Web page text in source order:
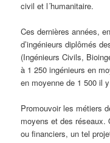
civil et l´humanitaire.
Ces dernières années,
d’ingénieurs diplômés
(Ingénieurs Civils,
à 1 250 ingénieurs en
en moyenne de 1 500 il
Promouvoir les métiers
moyens et des réseaux.
ou financiers, un tel